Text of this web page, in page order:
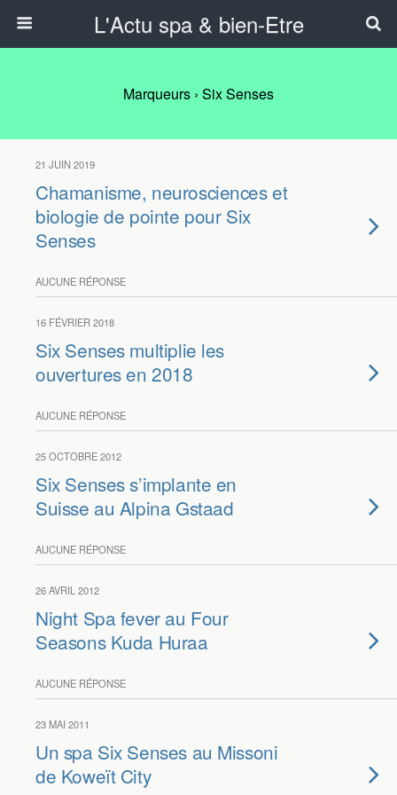
L'Actu spa & bien-Etre
Marqueurs › Six Senses
21 JUIN 2019
Chamanisme, neurosciences et
biologie de pointe pour Six
Senses
AUCUNE RÉPONSE
16 FÉVRIER 2018
Six Senses multiplie les
ouvertures en 2018
AUCUNE RÉPONSE
25 OCTOBRE 2012
Six Senses s’implante en
Suisse au Alpina Gstaad
AUCUNE RÉPONSE
26 AVRIL 2012
Night Spa fever au Four
Seasons Kuda Huraa
AUCUNE RÉPONSE
23 MAI 2011
Un spa Six Senses au Missoni
de Koweït City